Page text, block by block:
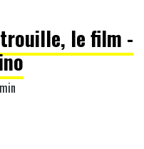
le film -